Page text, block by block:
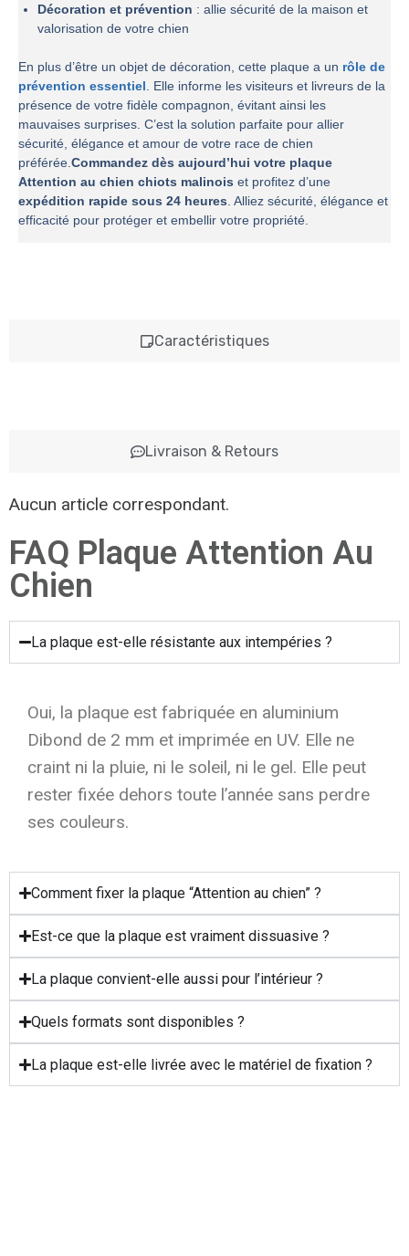
Caractéristiques
Livraison & Retours
Décoration et prévention : allie sécurité de la maison et
valorisation de votre chien
En plus d’être un objet de décoration, cette plaque a un rôle de
prévention essentiel. Elle informe les visiteurs et livreurs de la
présence de votre fidèle compagnon, évitant ainsi les
mauvaises surprises. C’est la solution parfaite pour allier
sécurité, élégance et amour de votre race de chien
préférée.Commandez dès aujourd’hui votre plaque
Attention au chien chiots malinois et profitez d’une
expédition rapide sous 24 heures. Alliez sécurité, élégance et
efficacité pour protéger et embellir votre propriété.
Aucun article correspondant.
FAQ Plaque Attention Au
Chien
La plaque est-elle résistante aux intempéries ?
Oui, la plaque est fabriquée en aluminium
Dibond de 2 mm et imprimée en UV. Elle ne
craint ni la pluie, ni le soleil, ni le gel. Elle peut
rester fixée dehors toute l’année sans perdre
ses couleurs.
Comment fixer la plaque “Attention au chien” ?
Est-ce que la plaque est vraiment dissuasive ?
La plaque convient-elle aussi pour l’intérieur ?
Quels formats sont disponibles ?
La plaque est-elle livrée avec le matériel de fixation ?